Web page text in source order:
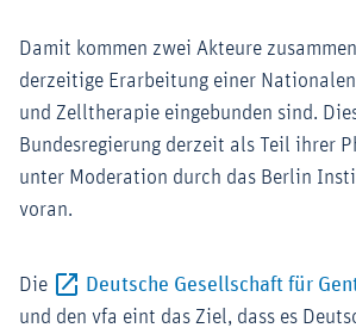
Damit kommen zwei Akteure
derzeitige Erarbeitung einer
und Zelltherapie eingebunden sind.
Bundesregierung derzeit als Teil ihrer
unter Moderation durch das Berlin
voran.
Die Deutsche Gesellschaft für
und den vfa eint das Ziel, dass es